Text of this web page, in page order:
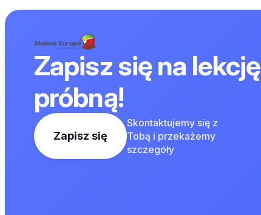
Zapisz się na lekcję
próbną!
Zapisz się
Skontaktujemy się z
Tobą i przekażemy
szczegóły